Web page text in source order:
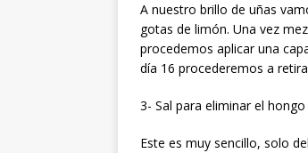
A nuestro brillo de uñas
gotas de limón. Una vez
procedemos aplicar una
día 16 procederemos a
3- Sal para eliminar el hongo
Este es muy sencillo, solo